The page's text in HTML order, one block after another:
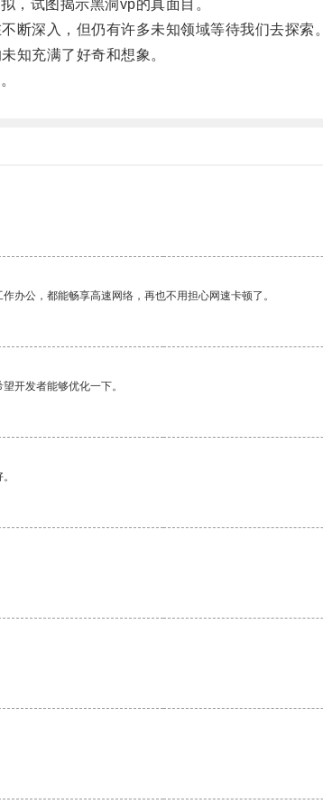
试图揭示黑洞vp的真面目。
深入，但仍有许多未知领域等待我们去探索。
充满了好奇和想象。
办公，都能畅享高速网络，再也不用担心网速卡顿了。
开发者能够优化一下。